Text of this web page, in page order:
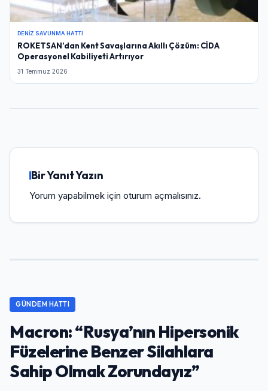
DENIZ SAVUNMA HATTI
ROKETSAN’dan Kent Savaşlarına Akıllı Çözüm: CİDA
Operasyonel Kabiliyeti Artırıyor
31 Temmuz 2026
Bir Yanıt Yazın
Yorum yapabilmek için oturum açmalısınız.
GÜNDEM HATTI
Macron: “Rusya’nın Hipersonik
Füzelerine Benzer Silahlara
Sahip Olmak Zorundayız”